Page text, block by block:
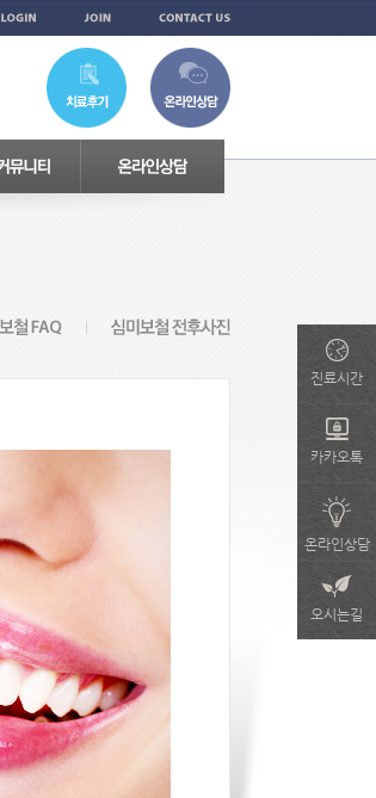
진료시간
카카오톡
온라인상담
오시는길